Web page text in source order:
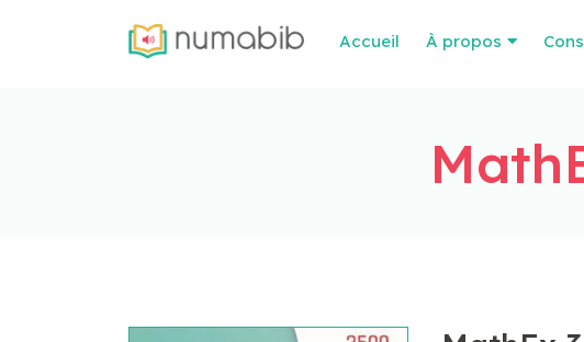
Accueil À propos